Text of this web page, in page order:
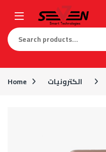
Search for:
Home الكترونيات